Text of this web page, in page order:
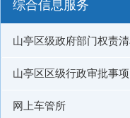
综合信息服务
山亭区级政府部门权责
山亭区区级行政审批事
网上车管所